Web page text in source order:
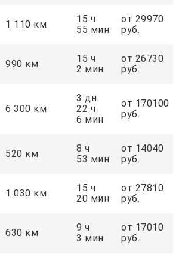
1 110 км
15 ч
55 мин
от 29970
руб.
990 км
15 ч
2 мин
от 26730
руб.
6 300 км
3 дн.
22 ч
6 мин
от 170100
руб.
520 км
8 ч
53 мин
от 14040
руб.
1 030 км
15 ч
20 мин
от 27810
руб.
630 км
9 ч
3 мин
от 17010
руб.